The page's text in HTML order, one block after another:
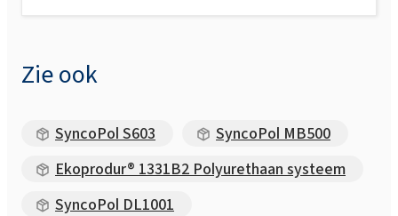
Zie ook
SyncoPol S603
SyncoPol MB500
Ekoprodur® 1331B2 Polyurethaan systeem
SyncoPol DL1001